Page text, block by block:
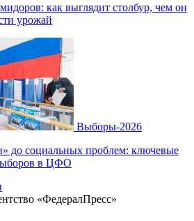
как выглядит столбур, чем он
урожай
Выборы-2026
до социальных проблем: ключевые
в ЦФО
«ФедералПресс»